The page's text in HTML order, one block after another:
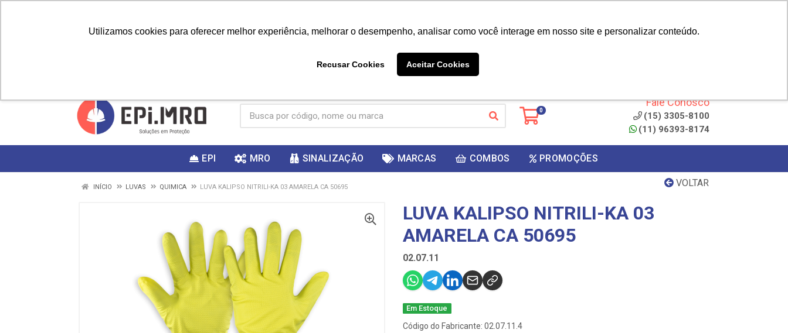
Utilizamos cookies para oferecer melhor experiência, melhorar o desempenho, analisar como você interage em nosso site e personalizar conteúdo.
Recusar Cookies Aceitar Cookies
ganhar
0
Fale Conosco
(15) 3305-8100
(11) 96393-8174
EPI MRO SINALIZAÇÃO MARCAS COMBOS PROMOÇÕES
VOLTAR
INÍCIO LUVAS QUIMICA LUVA KALIPSO NITRILI-KA 03 AMARELA CA 50695
LUVA KALIPSO NITRILI-KA 03
AMARELA CA 50695
02.07.11
Em Estoque
Código do Fabricante: 02.07.11.4